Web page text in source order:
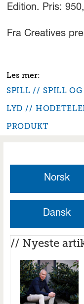
Edition. Pris:
Fra Creatives
SPILL SPILL
LYD
PRODUKT
Norsk
Dansk
// Nyeste